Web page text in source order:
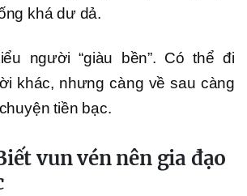
khá dư dả.
người “giàu bền”. Có thể đi
khác, nhưng càng về sau càng
tiền bạc.
vun vén nên gia đạo